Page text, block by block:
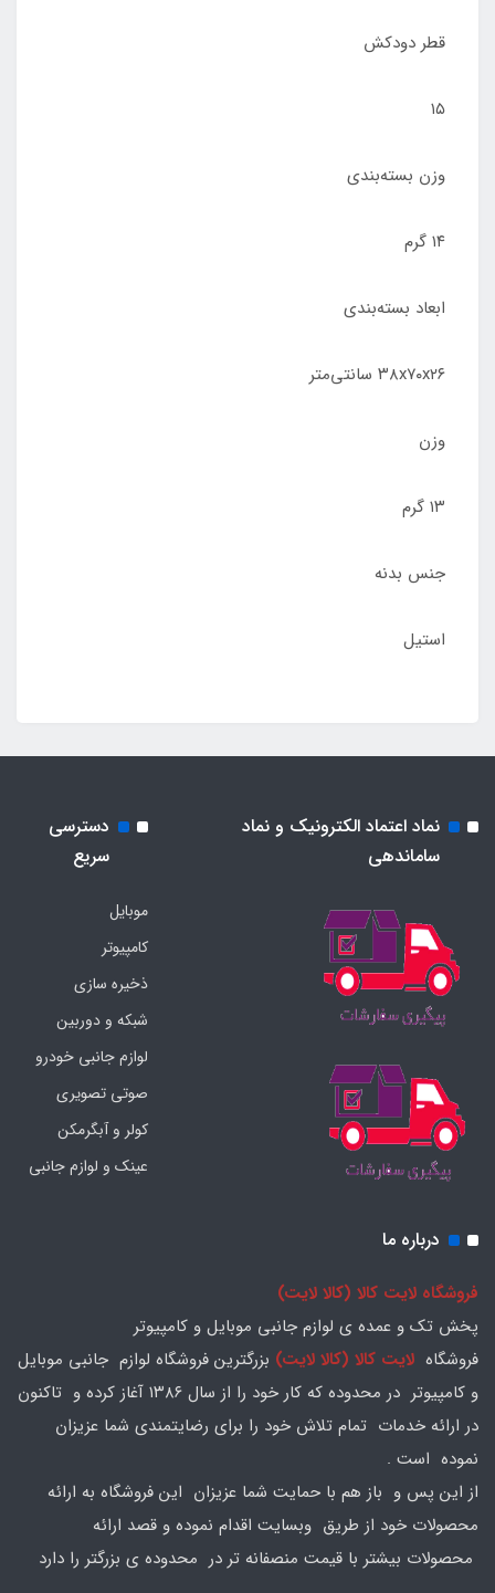
قطر دودکش
۱۵
وزن بسته‌بندی
۱۴ گرم
ابعاد بسته‌بندی
۳۸x۷۰x۲۶ سانتی‌متر
وزن
۱۳ گرم
جنس بدنه
استیل
نماد اعتماد الکترونیک و نماد
ساماندهی
دسترسی
سریع
موبایل
کامپیوتر
ذخیره سازی
شبکه و دوربین
لوازم جانبی خودرو
صوتی تصویری
کولر و آبگرمکن
عینک و لوازم جانبی
درباره ما
فروشگاه لایت کالا (کالا لایت)
پخش تک و عمده ی لوازم جانبی موبایل و کامپیوتر
فروشگاه لایت کالا (کالا لایت) بزرگترین فروشگاه لوازم جانبی موبایل
و کامپیوتر در محدوده که کار خود را از سال ۱۳۸۶ آغاز کرده و تاکنون
در ارائه خدمات تمام تلاش خود را برای رضایتمندی شما عزیزان
نموده است .
از این پس و باز هم با حمایت شما عزیزان این فروشگاه به ارائه
محصولات خود از طریق وبسایت اقدام نموده و قصد ارائه
محصولات بیشتر با قیمت منصفانه تر در محدوده ی بزرگتر را دارد